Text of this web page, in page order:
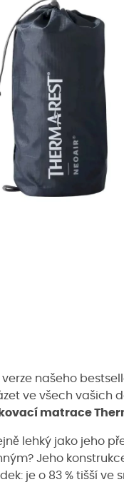
verze našeho
ve všech vašich
matrace
lehký jako jeho
Jeho
je o 83 % tišší